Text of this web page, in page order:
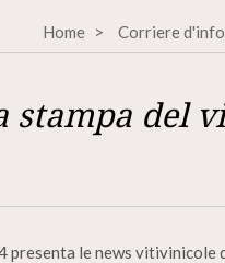
Home Corriere
stampa del
presenta le news